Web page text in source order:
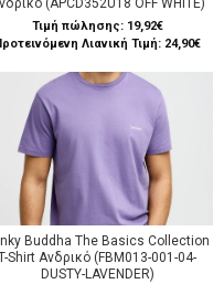
Τιμή πώλησης: 19,92€
Λιανική Τιμή: 24,90€
Buddha The Basics Collection
Shirt Ανδρικό (FBM013-001-04-
DUSTY-LAVENDER)